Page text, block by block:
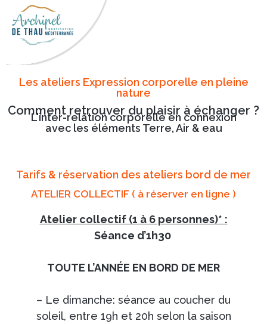
Les ateliers Expression corporelle en pleine
nature
Comment retrouver du plaisir à échanger ?
L'inter-relation corporelle en connexion
avec les éléments Terre, Air & eau
Tarifs & réservation des ateliers bord de mer
ATELIER COLLECTIF ( à réserver en ligne )
Atelier collectif (1 à 6 personnes)* :
Séance d’1h30
TOUTE L’ANNÉE EN BORD DE MER
– Le dimanche: séance au coucher du
soleil, entre 19h et 20h selon la saison